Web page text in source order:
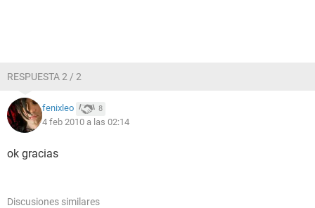
RESPUESTA 2 / 2
fenixleo 8
4 feb 2010 a las 02:14
ok gracias
Discusiones similares